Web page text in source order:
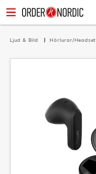
Ljud & Bild Hörlurar/Headset